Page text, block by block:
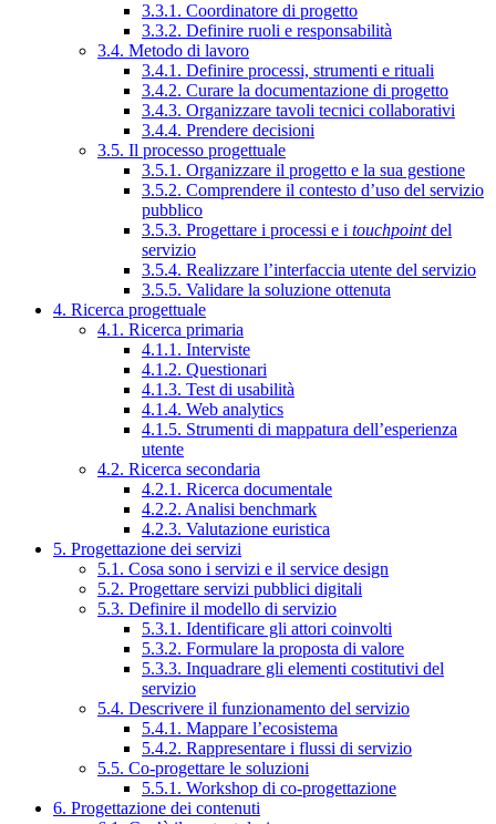
3.3.1. Coordinatore di progetto
3.3.2. Definire ruoli e responsabilità
3.4. Metodo di lavoro
3.4.1. Definire processi, strumenti e rituali
3.4.2. Curare la documentazione di progetto
3.4.3. Organizzare tavoli tecnici collaborativi
3.4.4. Prendere decisioni
3.5. Il processo progettuale
3.5.1. Organizzare il progetto e la sua gestione
3.5.2. Comprendere il contesto d’uso del servizio
pubblico
3.5.3. Progettare i processi e i touchpointdel
servizio
3.5.4. Realizzare l’interfaccia utente del servizio
3.5.5. Validare la soluzione ottenuta
4. Ricerca progettuale
4.1. Ricerca primaria
4.1.1. Interviste
4.1.2. Questionari
4.1.3. Test di usabilità
4.1.4. Web analytics
4.1.5. Strumenti di mappatura dell’esperienza
utente
4.2. Ricerca secondaria
4.2.1. Ricerca documentale
4.2.2. Analisi benchmark
4.2.3. Valutazione euristica
5. Progettazione dei servizi
5.1. Cosa sono i servizi e il service design
5.2. Progettare servizi pubblici digitali
5.3. Definire il modello di servizio
5.3.1. Identificare gli attori coinvolti
5.3.2. Formulare la proposta di valore
5.3.3. Inquadrare gli elementi costitutivi del
servizio
5.4. Descrivere il funzionamento del servizio
5.4.1. Mappare l’ecosistema
5.4.2. Rappresentare i flussi di servizio
5.5. Co-progettare le soluzioni
5.5.1. Workshop di co-progettazione
6. Progettazione dei contenuti